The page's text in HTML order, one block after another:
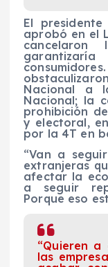
El
aprobó en el
Nacional a
Nacional; la
prohibición
y electoral,
por la 4T en
“Van a
extranjeras
afectar la
a seguir
Porque eso
“Quieren
las